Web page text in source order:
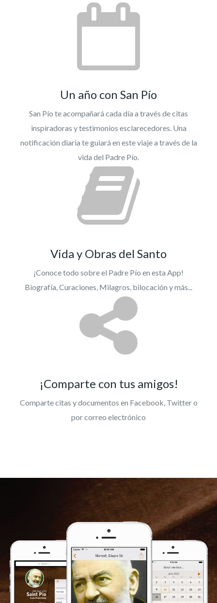
Un año con San Pío
San Pío te acompañará cada día a través de citas
inspiradoras y testimonios esclarecedores. Una
notificación diaria te guiará en este viaje a través de la
vida del Padre Pío.
Vida y Obras del Santo
¡Conoce todo sobre el Padre Pío en esta App!
Biografía, Curaciones, Milagros, bilocación y más...
¡Comparte con tus amigos!
Comparte citas y documentos en Facebook, Twitter o
por correo electrónico